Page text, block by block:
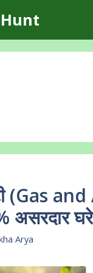
(Gas
असरदार
Arya